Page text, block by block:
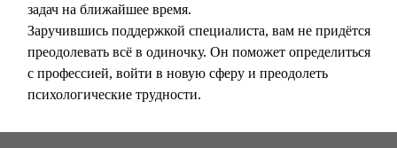
задач на ближайшее время.
Заручившись поддержкой специалиста, вам не придётся
преодолевать всё в одиночку. Он поможет определиться
с профессией, войти в новую сферу и преодолеть
психологические трудности.